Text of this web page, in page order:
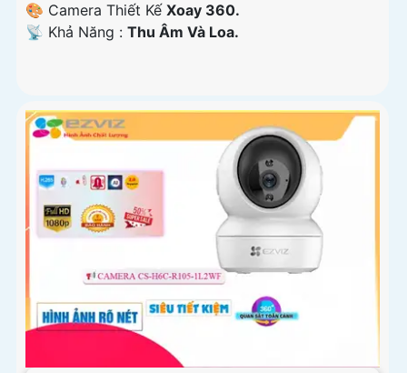
🎨 Camera Thiết Kế Xoay 360.
️📡 Khả Năng : Thu Âm Và Loa.